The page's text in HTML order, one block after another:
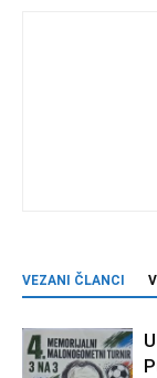
VEZANI ČLANCI